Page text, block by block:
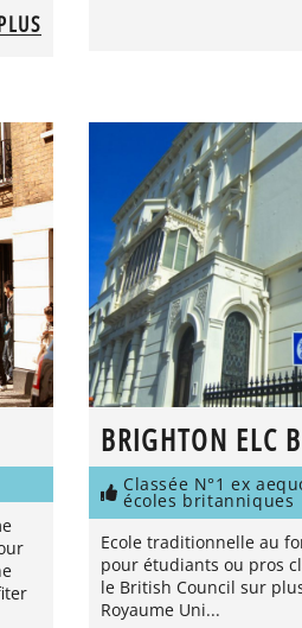
BRIGHTON ELC
Classée N°1 ex
écoles britanniques
Ecole traditionnelle au
pour étudiants ou pros
le British Council sur
Royaume Uni...